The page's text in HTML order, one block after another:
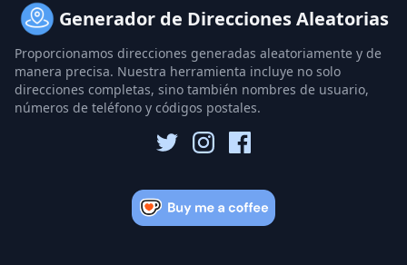
Generador de Direcciones Aleatorias
Proporcionamos direcciones generadas aleatoriamente y de
manera precisa. Nuestra herramienta incluye no solo
direcciones completas, sino también nombres de usuario,
números de teléfono y códigos postales.